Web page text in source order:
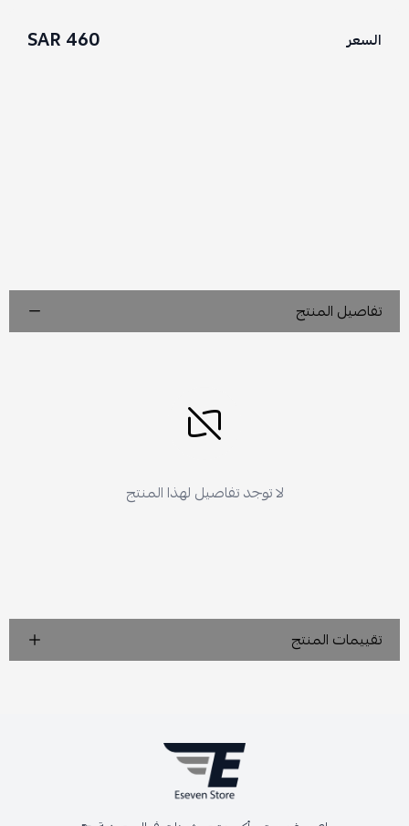
السعر 460 SAR
تفاصيل المنتج
لا توجد تفاصيل لهذا المنتج
تقييمات المنتج